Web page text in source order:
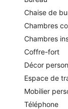
Chaise de
Chambres
Chambres
Coffre-fort
Décor
Espace de
Mobilier
Téléphone